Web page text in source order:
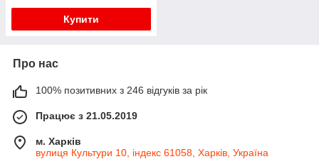
Купити
Про нас
100% позитивних з 246 відгуків за рік
Працює з 21.05.2019
м. Харків
вулиця Культури 10, індекс 61058, Харків, Україна